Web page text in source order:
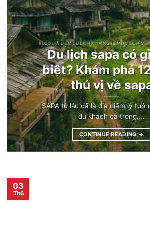
BLOG ĐỊA ĐIỂM DU LỊCH KINH NGHIỆM DU LỊCH
Du lịch sapa có
biệt? Khám phá
thú vị về
SAPA từ lâu đã là địa điểm lý
du khách cả trong....
CONTINUE READING→
03
Th6